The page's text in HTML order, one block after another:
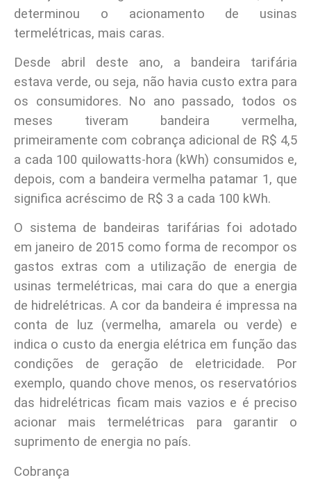
determinou o acionamento de usinas
termelétricas, mais caras.
Desde abril deste ano, a bandeira tarifária
estava verde, ou seja, não havia custo extra para
os consumidores. No ano passado, todos os
meses tiveram bandeira vermelha,
primeiramente com cobrança adicional de R$ 4,5
a cada 100 quilowatts-hora (kWh) consumidos e,
depois, com a bandeira vermelha patamar 1, que
significa acréscimo de R$ 3 a cada 100 kWh.
O sistema de bandeiras tarifárias foi adotado
em janeiro de 2015 como forma de recompor os
gastos extras com a utilização de energia de
usinas termelétricas, mai cara do que a energia
de hidrelétricas. A cor da bandeira é impressa na
conta de luz (vermelha, amarela ou verde) e
indica o custo da energia elétrica em função das
condições de geração de eletricidade. Por
exemplo, quando chove menos, os reservatórios
das hidrelétricas ficam mais vazios e é preciso
acionar mais termelétricas para garantir o
suprimento de energia no país.
Cobrança